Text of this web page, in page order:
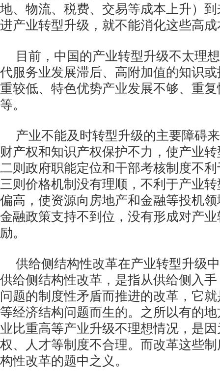
地、物流、税费、交易等成本上升）
进产业转型升级，就不能消化这些高
目前，中国的产业转型升级不太理
代服务业发展滞后、高附加值的知识
重较低、特色优势产业发展不够、重
等。
产业不能及时转型升级的主要障碍
财产权和知识产权保护不力，使产业
二则政府职能定位和干部考核制度不
三则价格机制没有理顺，不利于产业
偏高，使资源向房地产和金融等投机
金融政策支持不到位，没有形成对产
励。
供给侧结构性改革在产业转型升级
供给侧结构性改革，是指从供给侧入
问题的制度性矛盾而推进的改革，它
等经济结构问题而生的。之所以有的
业比重高等产业升级不理想情况，是
权、人才等制度不合理。而改革这些
构性改革的题中之义。